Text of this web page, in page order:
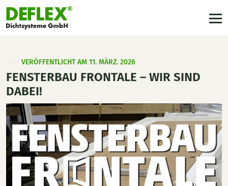
VERÖFFENTLICHT AM 11. MÄRZ. 2026
FENSTERBAU FRONTALE – WIR SIND
DABEI!